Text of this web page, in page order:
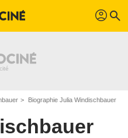
profil search
Biographie Julia Windischbauer